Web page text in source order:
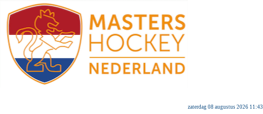
zaterdag 08 augustus 2026 11:43